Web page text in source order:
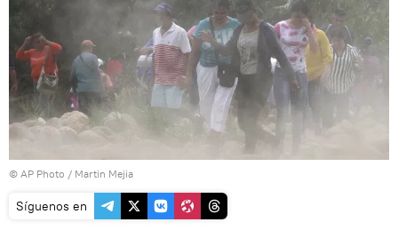
© AP Photo / Martin Mejia
Síguenos en